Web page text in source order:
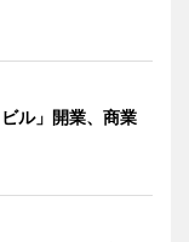
ル」開業、商業